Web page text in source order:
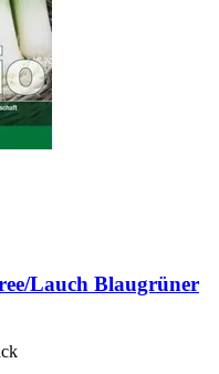
Lauch Blaugrüner